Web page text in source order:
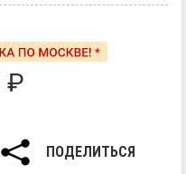
₽
ПОДЕЛИТЬСЯ